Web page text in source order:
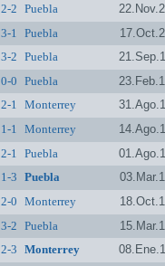
2-2 Puebla
3-1 Puebla
3-2 Puebla
0-0 Puebla
2-1 Monterrey
1-1 Monterrey
2-1 Puebla
1-3 Puebla
2-0 Monterrey
3-2 Puebla
2-3 Monterrey